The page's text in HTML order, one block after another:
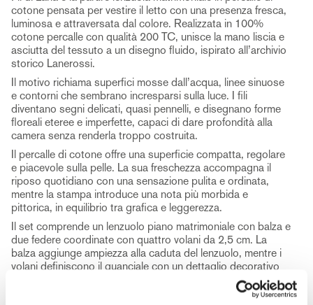
cotone pensata per vestire il letto con una presenza fresca,
luminosa e attraversata dal colore. Realizzata in 100%
cotone percalle con qualità 200 TC, unisce la mano liscia e
asciutta del tessuto a un disegno fluido, ispirato all’archivio
storico Lanerossi.
Il motivo richiama superfici mosse dall’acqua, linee sinuose
e contorni che sembrano incresparsi sulla luce. I fili
diventano segni delicati, quasi pennelli, e disegnano forme
floreali eteree e imperfette, capaci di dare profondità alla
camera senza renderla troppo costruita.
Il percalle di cotone offre una superficie compatta, regolare
e piacevole sulla pelle. La sua freschezza accompagna il
riposo quotidiano con una sensazione pulita e ordinata,
mentre la stampa introduce una nota più morbida e
pittorica, in equilibrio tra grafica e leggerezza.
Il set comprende un lenzuolo piano matrimoniale con balza e
due federe coordinate con quattro volani da 2,5 cm. La
balza aggiunge ampiezza alla caduta del lenzuolo, mentre i
volani definiscono il guanciale con un dettaglio decorativo
lieve, morbido nel profilo e curato nella costruzione.
Disponibile in 3 varianti colore, Fil di Lana interpreta il letto